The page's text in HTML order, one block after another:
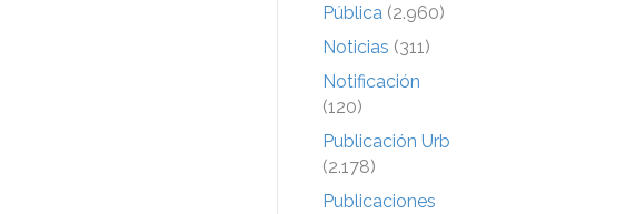
Pública (2.960)
Noticias (311)
Notificación
(120)
Publicación Urb
(2.178)
Publicaciones